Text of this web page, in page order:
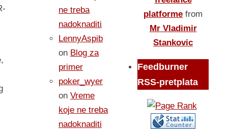
ne treba
nadoknaditi
LennyAspib
on Blog za
primer
poker_wyer
on Vreme
koje ne treba
nadoknaditi
platforme from
Mr Vladimir
Stankovic
Feedburner
RSS-pretplata